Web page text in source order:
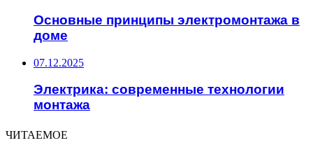
Основные принципы электромонтажа в
доме
07.12.2025
Электрика: современные технологии
монтажа
ЧИТАЕМОЕ